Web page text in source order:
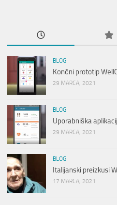
BLOG
Končni prototip
29 MARCA, 2021
BLOG
Uporabniška
29 MARCA, 2021
BLOG
Italijanski preizkusi
17 MARCA, 2021